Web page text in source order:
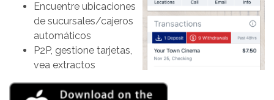
Encuentre ubicaciones
de sucursales/cajeros
automáticos
P2P, gestione tarjetas,
vea extractos
(Opens in a new